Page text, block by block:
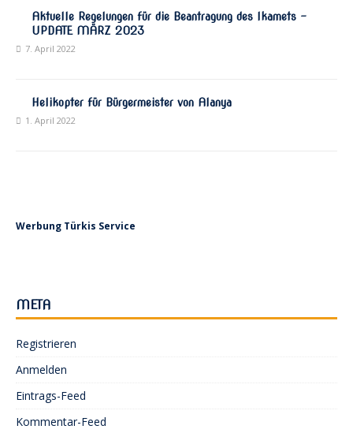
Aktuelle Regelungen für die Beantragung des Ikamets –
UPDATE MÄRZ 2023
7. April 2022
Helikopter für Bürgermeister von Alanya
1. April 2022
Werbung Türkis Service
META
Registrieren
Anmelden
Eintrags-Feed
Kommentar-Feed